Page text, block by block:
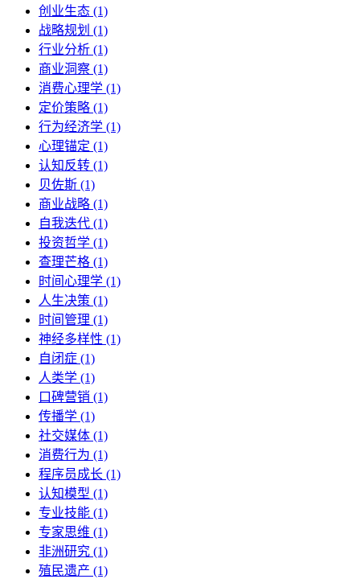
创业生态 (1)
战略规划 (1)
行业分析 (1)
商业洞察 (1)
消费心理学 (1)
定价策略 (1)
行为经济学 (1)
心理锚定 (1)
认知反转 (1)
贝佐斯 (1)
商业战略 (1)
自我迭代 (1)
投资哲学 (1)
查理芒格 (1)
时间心理学 (1)
人生决策 (1)
时间管理 (1)
神经多样性 (1)
自闭症 (1)
人类学 (1)
口碑营销 (1)
传播学 (1)
社交媒体 (1)
消费行为 (1)
程序员成长 (1)
认知模型 (1)
专业技能 (1)
专家思维 (1)
非洲研究 (1)
殖民遗产 (1)